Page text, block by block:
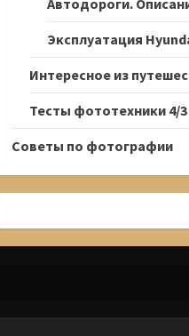
Автодороги.
Эксплуатация
Интересное из
Тесты фототехники 4/3
Советы по фотографии